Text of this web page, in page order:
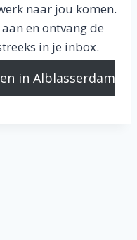
naar jou komen.
en ontvang de
in je inbox.
in Alblasserdam